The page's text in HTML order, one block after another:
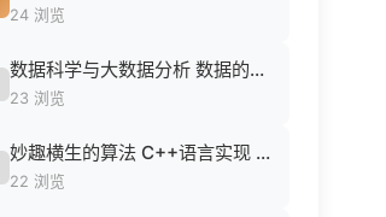
24 浏览
数据科学与大数据分析 数据的发现 分析 可视化与表示 ( etc.).epub
23 浏览
妙趣横生的算法 C++语言实现 (胡浩等编著, 胡浩等编著, 胡浩).pdf
22 浏览